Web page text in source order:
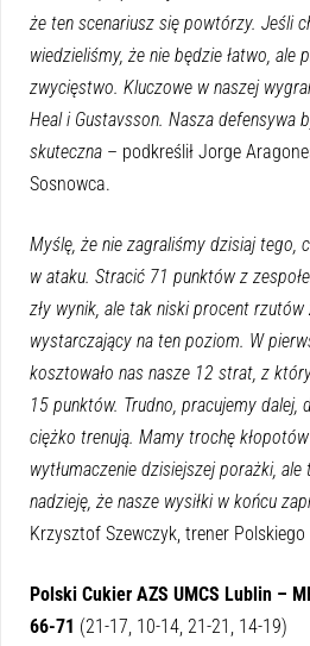
że ten scenariusz się powtórzy. Jeśli
wiedzieliśmy, że nie będzie łatwo, ale
zwycięstwo. Kluczowe w naszej
Heal i Gustavsson. Nasza defensywa
skuteczna – podkreślił Jorge
Sosnowca.
Myślę, że nie zagraliśmy dzisiaj tego,
w ataku. Stracić 71 punktów z
zły wynik, ale tak niski procent
wystarczający na ten poziom. W
kosztowało nas nasze 12 strat, z
15 punktów. Trudno, pracujemy dalej,
ciężko trenują. Mamy trochę
wytłumaczenie dzisiejszej porażki,
nadzieję, że nasze wysiłki w końcu
Krzysztof Szewczyk, trener Polskiego
Polski Cukier AZS UMCS Lublin –
66-71 (21-17, 10-14, 21-21, 14-19)